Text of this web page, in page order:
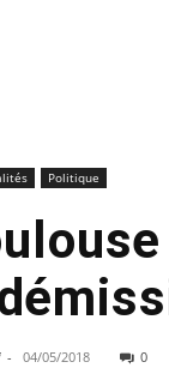
Politique
- 04/05/2018 0